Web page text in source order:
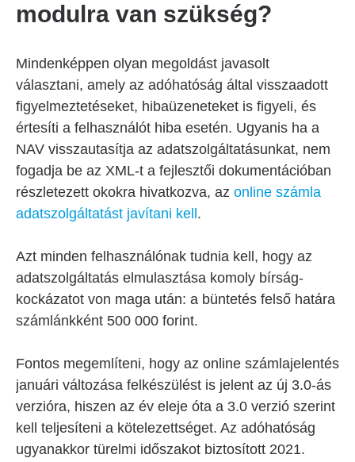
modulra van szükség?
Mindenképpen olyan megoldást javasolt
választani, amely az adóhatóság által visszaadott
figyelmeztetéseket, hibaüzeneteket is figyeli, és
értesíti a felhasználót hiba esetén. Ugyanis ha a
NAV visszautasítja az adatszolgáltatásunkat, nem
fogadja be az XML-t a fejlesztői dokumentációban
részletezett okokra hivatkozva, az online számla
adatszolgáltatást javítani kell .
Azt minden felhasználónak tudnia kell, hogy az
adatszolgáltatás elmulasztása komoly bírság-
kockázatot von maga után: a büntetés felső határa
számlánkként 500 000 forint.
Fontos megemlíteni, hogy az online számlajelentés
januári változása felkészülést is jelent az új 3.0-ás
verzióra, hiszen az év eleje óta a 3.0 verzió szerint
kell teljesíteni a kötelezettséget. Az adóhatóság
ugyanakkor türelmi időszakot biztosított 2021.